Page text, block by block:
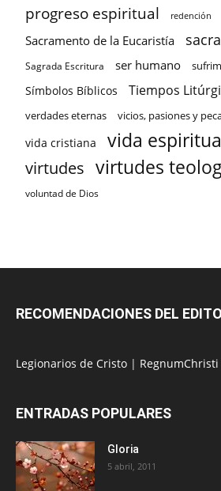
progreso espiritual redención
Sacramento de la Eucaristía
Sagrada Escritura ser humano
Símbolos Bíblicos Tiempos
verdades eternas vicios, pasiones y
vida cristiana vida
virtudes virtudes
voluntad de Dios
RECOMENDACIONES DEL
Legionarios de Cristo | RegnumChristi
ENTRADAS POPULARES
Gloria
5 abril, 2011